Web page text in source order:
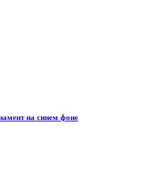
на синем фоне